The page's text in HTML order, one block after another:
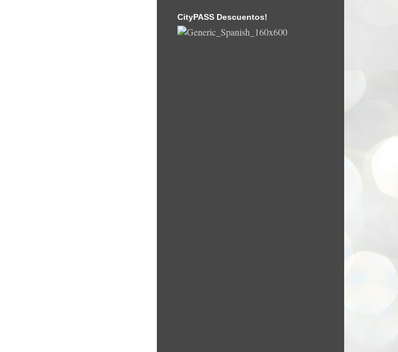
CityPASS Descuentos!